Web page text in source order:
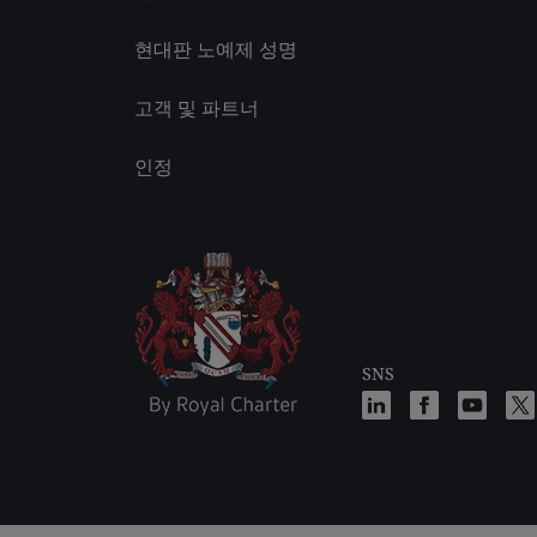
현대판 노예제 성명
고객 및 파트너
인정
SNS